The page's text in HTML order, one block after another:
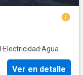
·Electricidad·Agua
Ver en detalle